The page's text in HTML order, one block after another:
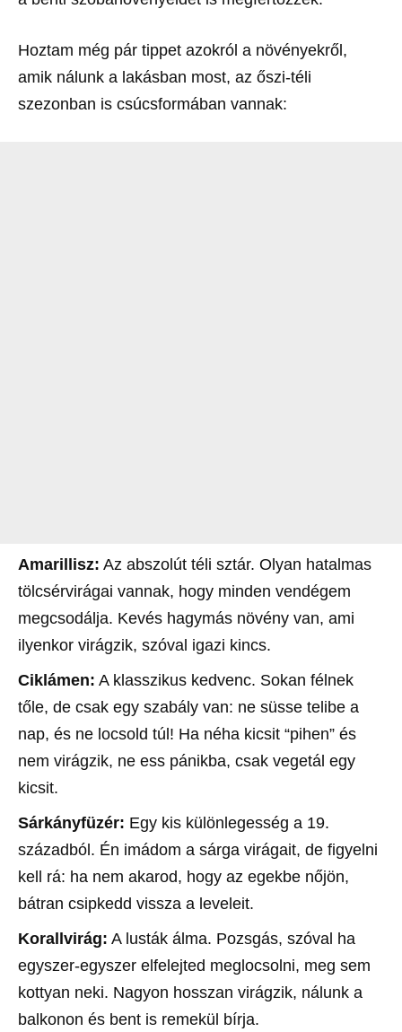
Hoztam még pár tippet azokról a növényekről,
amik nálunk a lakásban most, az őszi-téli
szezonban is csúcsformában vannak:
Amarillisz: Az abszolút téli sztár. Olyan hatalmas
tölcsérvirágai vannak, hogy minden vendégem
megcsodálja. Kevés hagymás növény van, ami
ilyenkor virágzik, szóval igazi kincs.
Ciklámen: A klasszikus kedvenc. Sokan félnek
tőle, de csak egy szabály van: ne süsse telibe a
nap, és ne locsold túl! Ha néha kicsit “pihen” és
nem virágzik, ne ess pánikba, csak vegetál egy
kicsit.
Sárkányfüzér: Egy kis különlegesség a 19.
századból. Én imádom a sárga virágait, de figyelni
kell rá: ha nem akarod, hogy az egekbe nőjön,
bátran csipkedd vissza a leveleit.
Korallvirág: A lusták álma. Pozsgás, szóval ha
egyszer-egyszer elfelejted meglocsolni, meg sem
kottyan neki. Nagyon hosszan virágzik, nálunk a
balkonon és bent is remekül bírja.